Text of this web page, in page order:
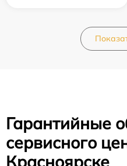
Гарантийные
сервисного
Красноярске